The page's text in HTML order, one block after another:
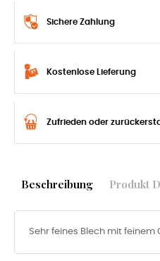
Sichere Zahlung
Kostenlose Lieferung
Zufrieden oder
Beschreibung Produkt
Sehr feines Blech mit feinem